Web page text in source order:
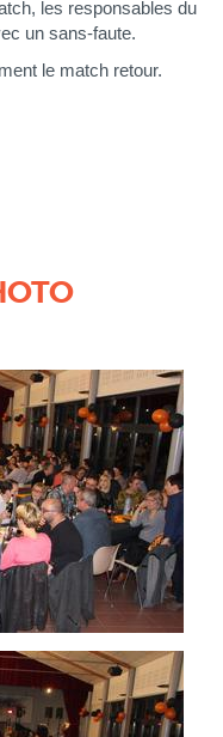
les responsables du
un sans-faute.
le match retour.